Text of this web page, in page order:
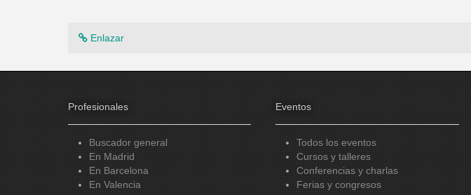
Enlazar
Profesionales
Buscador general
En Madrid
En Barcelona
En Valencia
Eventos
Todos los eventos
Cursos y talleres
Conferencias y charlas
Ferias y congresos